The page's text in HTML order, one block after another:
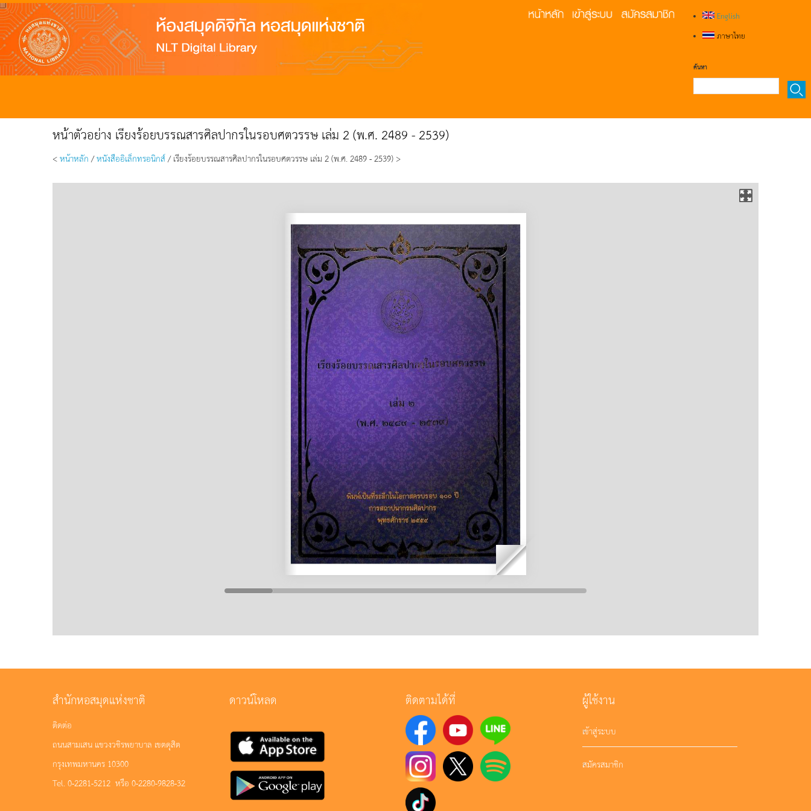
English
ภาษาไทย
ค้นหา
หน้าตัวอย่าง เรียงร้อยบรรณสารศิลปากรในรอบศตวรรษ เล่ม 2 (พ.ศ. 2489 - 2539)
<หน้าหลัก /หนังสืออิเล็กทรอนิกส์/ เรียงร้อยบรรณสารศิลปากรในรอบศตวรรษ เล่ม 2 (พ.ศ. 2489 - 2539) >
สำนักหอสมุดแห่งชาติ
ติดต่อ
ถนนสามเสน แขวงวชิรพยาบาล เขตดุสิต
กรุงเทพมหานคร 10300
Tel. 0-2281-5212 หรือ 0-2280-9828-32
ดาวน์โหลด ติดตามได้ที่ ผู้ใช้งาน
เข้าสู่ระบบ
สมัครสมาชิก